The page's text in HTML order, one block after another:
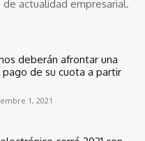
de actualidad empresarial.
deberán afrontar una
pago de su cuota a partir
1, 2021